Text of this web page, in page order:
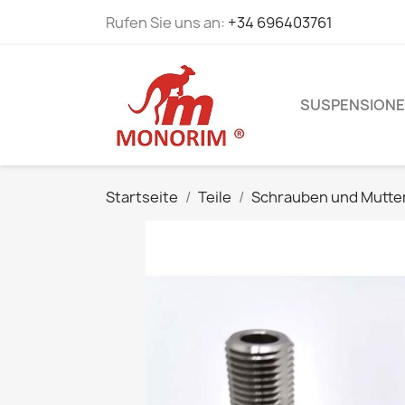
Rufen Sie uns an: +34 696403761
Startseite Teile Schrauben und